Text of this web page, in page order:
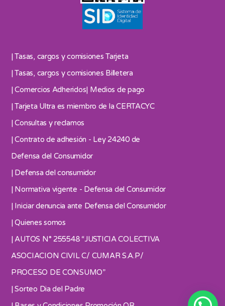
| Tasas, cargos y comisiones Tarjeta
| Tasas, cargos y comisiones Billetera
| Comercios Adheridos| Medios de pago
| Tarjeta Ultra es miembro de la CERTACYC
| Consultas y reclamos
| Contrato de adhesión - Ley 24240 de
Defensa del Consumidor
| Defensa del consumidor
| Normativa vigente - Defensa del Consumidor
| Iniciar denuncia ante Defensa del Consumidor
| Quienes somos
| AUTOS N° 255548 “JUSTICIA COLECTIVA
ASOCIACION CIVIL C/ CUMAR S.A.P/
PROCESO DE CONSUMO”
| Sorteo Dia del Padre